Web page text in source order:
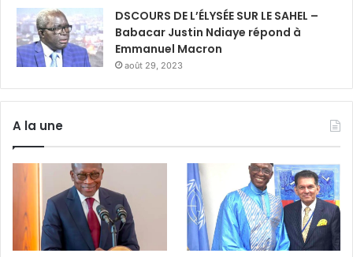
DSCOURS DE L’ÉLYSÉE SUR LE SAHEL –
Babacar Justin Ndiaye répond à
Emmanuel Macron
août 29, 2023
A la une